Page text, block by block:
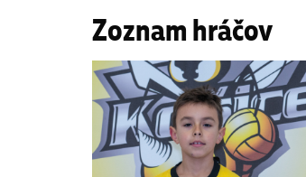
Zoznam hráčov